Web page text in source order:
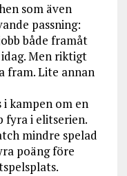
som även
passning:
både framåt
Men riktigt
fram. Lite annan
kampen om en
fyra i elitserien.
mindre spelad
poäng före